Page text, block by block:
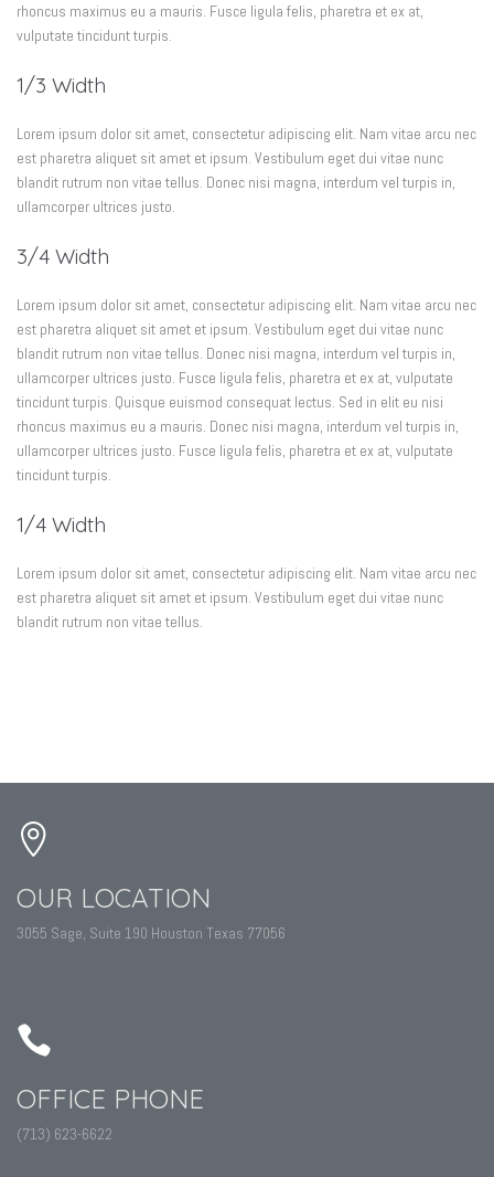
rhoncus maximus eu a mauris. Fusce ligula felis, pharetra et ex at,
vulputate tincidunt turpis.
1/3 Width
Lorem ipsum dolor sit amet, consectetur adipiscing elit. Nam vitae arcu nec
est pharetra aliquet sit amet et ipsum. Vestibulum eget dui vitae nunc
blandit rutrum non vitae tellus. Donec nisi magna, interdum vel turpis in,
ullamcorper ultrices justo.
3/4 Width
Lorem ipsum dolor sit amet, consectetur adipiscing elit. Nam vitae arcu nec
est pharetra aliquet sit amet et ipsum. Vestibulum eget dui vitae nunc
blandit rutrum non vitae tellus. Donec nisi magna, interdum vel turpis in,
ullamcorper ultrices justo. Fusce ligula felis, pharetra et ex at, vulputate
tincidunt turpis. Quisque euismod consequat lectus. Sed in elit eu nisi
rhoncus maximus eu a mauris. Donec nisi magna, interdum vel turpis in,
ullamcorper ultrices justo. Fusce ligula felis, pharetra et ex at, vulputate
tincidunt turpis.
1/4 Width
Lorem ipsum dolor sit amet, consectetur adipiscing elit. Nam vitae arcu nec
est pharetra aliquet sit amet et ipsum. Vestibulum eget dui vitae nunc
blandit rutrum non vitae tellus.
OUR LOCATION
3055 Sage, Suite 190 Houston Texas 77056
OFFICE PHONE
(713) 623-6622